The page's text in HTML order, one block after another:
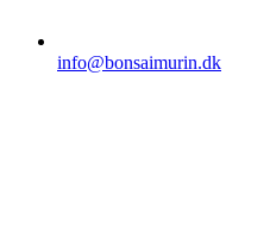
info@bonsaimurin.dk